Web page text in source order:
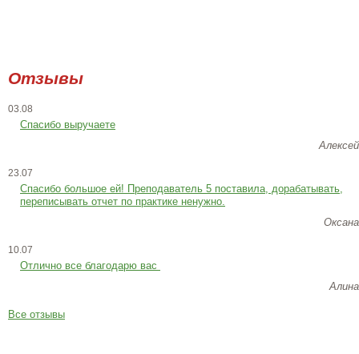
Отзывы
03.08
Спасибо выручаете
Алексей
23.07
Cпасибо большое ей! Преподаватель 5 поставила, дорабатывать,
переписывать отчет по практике ненужно.
Оксана
10.07
Отлично все благодарю вас
Алина
Все отзывы